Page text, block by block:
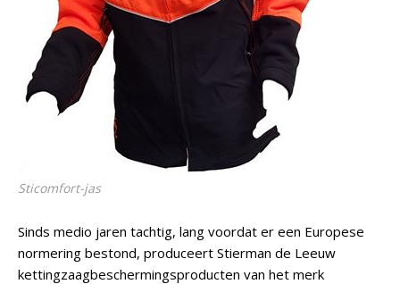
Sticomfort-jas
Sinds medio jaren tachtig, lang voordat er een Europese
normering bestond, produceert Stierman de Leeuw
kettingzaagbeschermingsproducten van het merk